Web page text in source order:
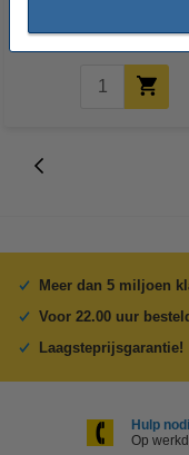
Meer dan 5 miljoen
Voor 22.00 uur
Laagsteprijsgarantie!
Hulp
Op